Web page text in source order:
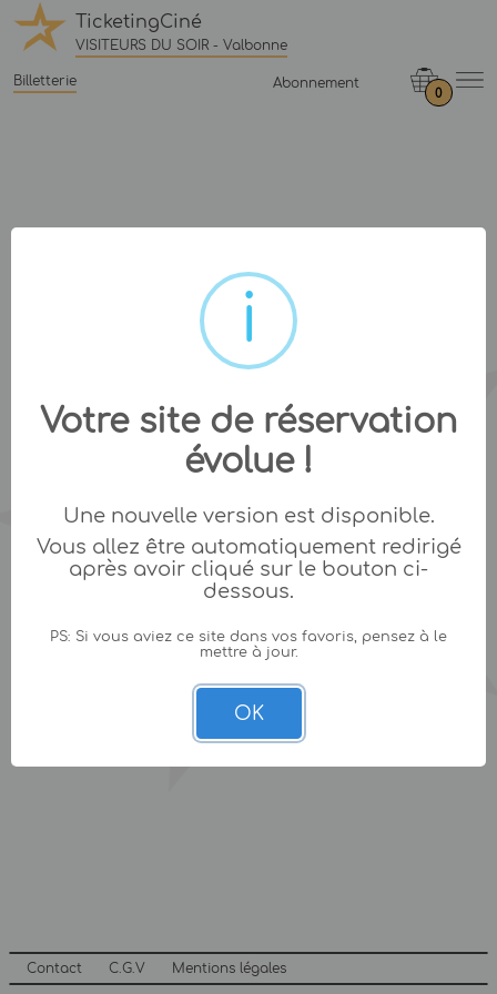
TicketingCiné
VISITEURS DU SOIR - Valbonne
Billetterie Abonnement
0
Contact C.G.V Mentions légales
Votre site de réservation
évolue !
Une nouvelle version est disponible.
Vous allez être automatiquement redirigé
après avoir cliqué sur le bouton ci-
dessous.
PS: Si vous aviez ce site dans vos favoris, pensez à le
mettre à jour.
OK